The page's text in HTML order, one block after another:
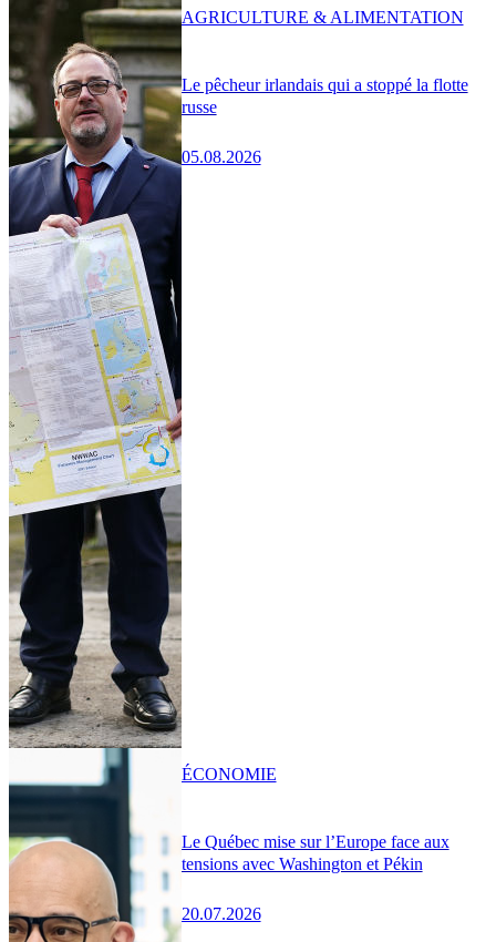
Le pêcheur irlandais qui a stoppé la flotte
russe
05.08.2026
AGRICULTURE & ALIMENTATION
Le Québec mise sur l’Europe face aux
tensions avec Washington et Pékin
20.07.2026
ÉCONOMIE